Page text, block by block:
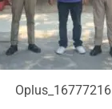
Oplus_16777216